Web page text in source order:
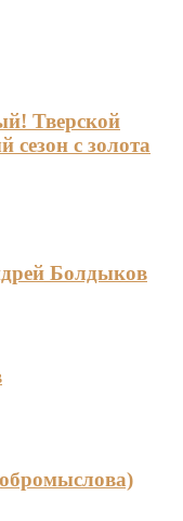
Тверской
с золота
Болдыков